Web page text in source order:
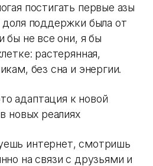
постигать первые азы
доля поддержки была от
бы не все они, я бы
растерянная,
без сна и энергии.
адаптация к новой
новых реалиях
интернет, смотришь
на связи с друзьями и